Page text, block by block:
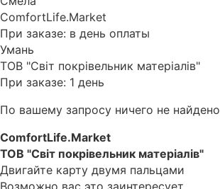
ComfortLife.Market
При заказе: в день оплаты
Умань
ТОВ "Світ покрівельник матеріалів"
При заказе: 1 день
По вашему запросу ничего не найдено
ComfortLife.Market
ТОВ "Світ покрівельник матеріалів"
Двигайте карту двумя пальцами